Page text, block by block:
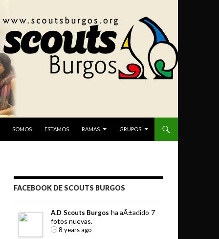
SOMOS ESTAMOS RAMAS GRUPOS
FACEBOOK DE SCOUTS BURGOS
A.D Scouts Burgos ha aÃ±adido 7
fotos nuevas.
8 years ago